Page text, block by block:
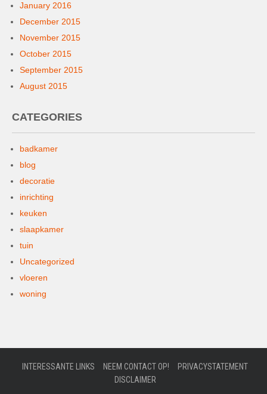
January 2016
December 2015
November 2015
October 2015
September 2015
August 2015
CATEGORIES
badkamer
blog
decoratie
inrichting
keuken
slaapkamer
tuin
Uncategorized
vloeren
woning
INTERESSANTE LINKS NEEM CONTACT OP!
PRIVACYSTATEMENT
DISCLAIMER